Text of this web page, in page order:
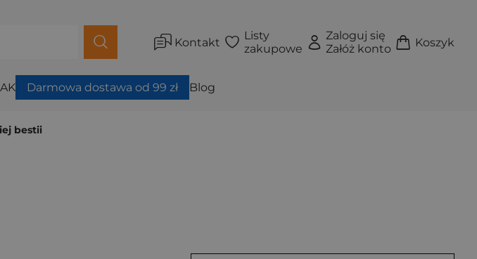
Kontakt
Listy
zakupowe
Zaloguj się
Załóż konto
Koszyk
Darmowa dostawa od 99 zł Blog
bestii